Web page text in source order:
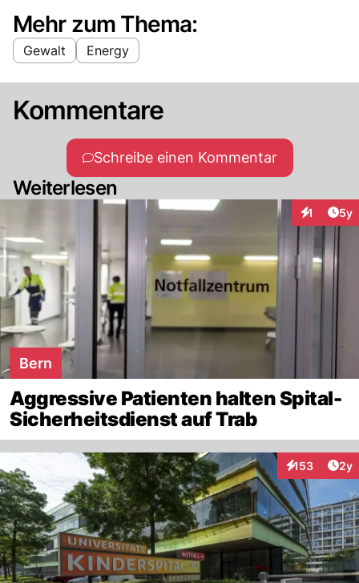
Mehr zum Thema:
Gewalt Energy
Kommentare
Schreibe einen Kommentar
Weiterlesen
1 5y
Bern
Aggressive Patienten halten Spital-
Sicherheitsdienst auf Trab
153
Interaktionen
2y